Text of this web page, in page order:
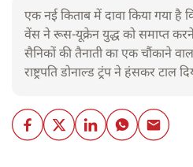
एक नई किताब में दावा किया गया है
वेंस ने रूस-यूक्रेन युद्ध को समाप्त
सैनिकों की तैनाती का एक चौंकाने
राष्ट्रपति डोनाल्ड ट्रंप ने हंसकर टाल